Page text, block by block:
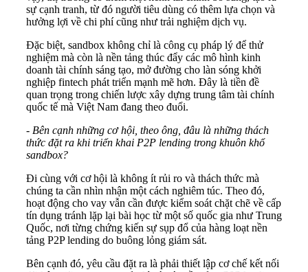
sự cạnh tranh, từ đó người tiêu dùng có thêm lựa chọn và
hưởng lợi về chi phí cũng như trải nghiệm dịch vụ.
Đặc biệt, sandbox không chỉ là công cụ pháp lý để thử
nghiệm mà còn là nền tảng thúc đẩy các mô hình kinh
doanh tài chính sáng tạo, mở đường cho làn sóng khởi
nghiệp fintech phát triển mạnh mẽ hơn. Đây là tiền đề
quan trọng trong chiến lược xây dựng trung tâm tài chính
quốc tế mà Việt Nam đang theo đuổi.
- Bên cạnh những cơ hội, theo ông, đâu là những thách
thức đặt ra khi triển khai P2P lending trong khuôn khổ
sandbox?
Đi cùng với cơ hội là không ít rủi ro và thách thức mà
chúng ta cần nhìn nhận một cách nghiêm túc. Theo đó,
hoạt động cho vay vẫn cần được kiểm soát chặt chẽ về cấp
tín dụng tránh lặp lại bài học từ một số quốc gia như Trung
Quốc, nơi từng chứng kiến sự sụp đổ của hàng loạt nền
tảng P2P lending do buông lỏng giám sát.
Bên cạnh đó, yêu cầu đặt ra là phải thiết lập cơ chế kết nối